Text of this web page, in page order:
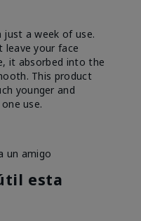
just a week of use.
your face
it absorbed into the
This product
younger and
use.
un amigo
esta